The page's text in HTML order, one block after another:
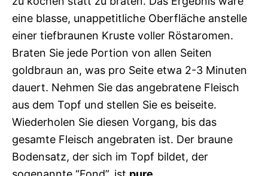
eine blasse, unappetitliche Oberfläche anstelle
einer tiefbraunen Kruste voller Röstaromen.
Braten Sie jede Portion von allen Seiten
goldbraun an, was pro Seite etwa 2-3 Minuten
dauert. Nehmen Sie das angebratene Fleisch
aus dem Topf und stellen Sie es beiseite.
Wiederholen Sie diesen Vorgang, bis das
gesamte Fleisch angebraten ist. Der braune
Bodensatz, der sich im Topf bildet, der